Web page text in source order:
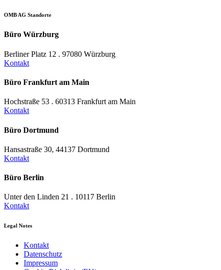
OMB AG Standorte
Büro Würzburg
Berliner Platz 12 . 97080 Würzburg
Kontakt
Büro Frankfurt am Main
Hochstraße 53 . 60313 Frankfurt am Main
Kontakt
Büro Dortmund
Hansastraße 30, 44137 Dortmund
Kontakt
Büro Berlin
Unter den Linden 21 . 10117 Berlin
Kontakt
Legal Notes
Kontakt
Datenschutz
Impressum